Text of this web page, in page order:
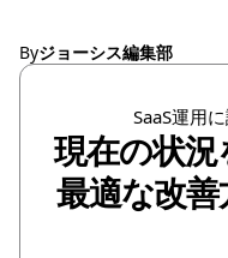
Byジョーシス編集部
SaaS運用
現在の状況
最適な改